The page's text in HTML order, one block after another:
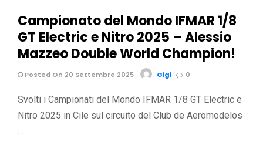
Campionato del Mondo IFMAR 1/8
GT Electric e Nitro 2025 – Alessio
Mazzeo Double World Champion!
Posted On 20 Settembre 2025 Gigi 0
Svolti i Campionati del Mondo IFMAR 1/8 GT Electric e
Nitro 2025 in Cile sul circuito del Club de Aeromodelos
…